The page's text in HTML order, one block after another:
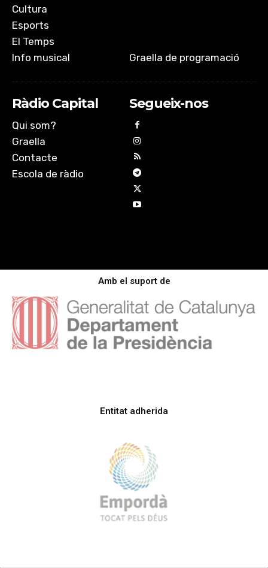
Cultura
Esports
El Temps
Info musical
Graella de programació
Ràdio Capital
Qui som?
Graella
Contacte
Escola de ràdio
Segueix-nos
Amb el suport de
Entitat adherida